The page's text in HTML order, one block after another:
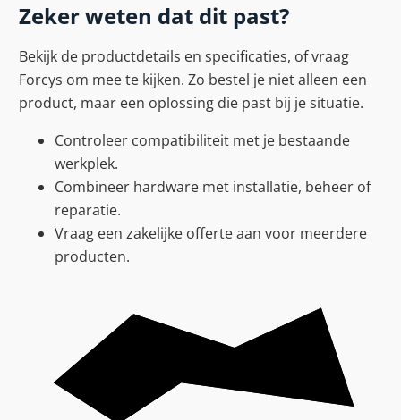
Zeker weten dat dit past?
Bekijk de productdetails en specificaties, of vraag
Forcys om mee te kijken. Zo bestel je niet alleen een
product, maar een oplossing die past bij je situatie.
Controleer compatibiliteit met je bestaande
werkplek.
Combineer hardware met installatie, beheer of
reparatie.
Vraag een zakelijke offerte aan voor meerdere
producten.